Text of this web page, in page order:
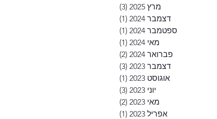
מרץ 2025
(3)
דצמבר 2024
(1)
ספטמבר 2024
(1)
מאי 2024
(1)
פברואר 2024
(2)
דצמבר 2023
(3)
אוגוסט 2023
(1)
יוני 2023
(3)
מאי 2023
(2)
אפריל 2023
(1)